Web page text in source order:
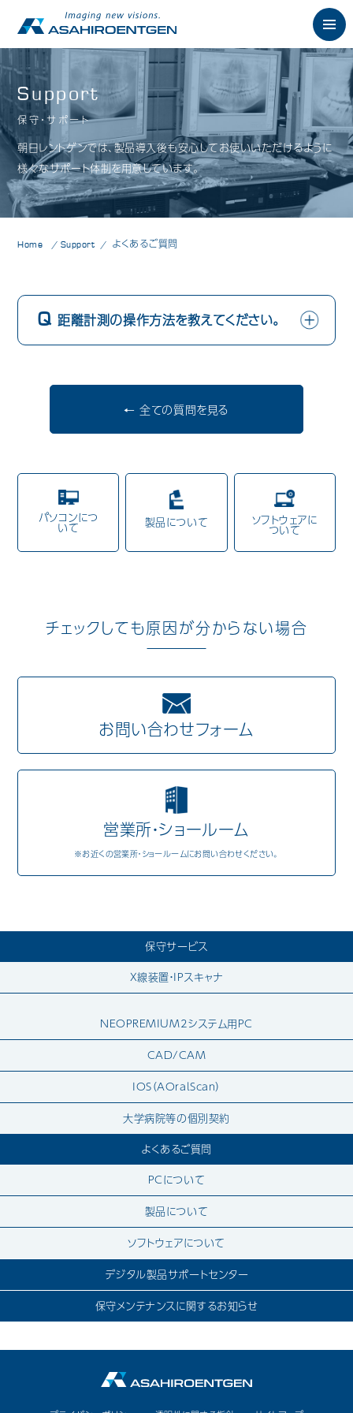
News お知らせ
Philosophy 朝日の想い
Product
歯科用X線製品
歯科用口腔内カメラ
歯科用CAD/CAM製品
Cases
Showroom 営業所・ショールーム
Contact
Support
保守・サポート
朝日レントゲンでは、製品導入後も安心してお使いいただけるように
様々なサポート体制を用意しています。
Home Support よくあるご質問
距離計測の操作方法を教えてください。
← 全ての質問を見る
パソコンにつ
いて 製品について ソフトウェアに
ついて
チェックしても原因が分からない場合
お問い合わせフォーム
営業所・ショールーム
※お近くの営業所・ショールームにお問い合わせください。
保守サービス
X線装置・IPスキャナ
NEOPREMIUM2システム用PC
CAD/CAM
IOS（AOralScan）
大学病院等の個別契約
よくあるご質問
PCについて
製品について
ソフトウェアについて
デジタル製品サポートセンター
保守メンテナンスに関するお知らせ